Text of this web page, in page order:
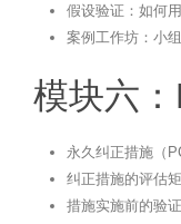
假设验证：如何
案例工作坊：小
模块六
永久纠正措施（
纠正措施的评估
措施实施前的验